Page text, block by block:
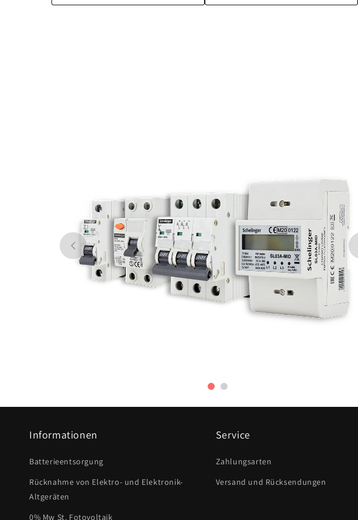
Informationen
Batterieentsorgung
Rücknahme von Elektro- und Elektronik-
Altgeräten
0% Mw St. Fotovoltaik
Service
Zahlungsarten
Versand und Rücksendungen